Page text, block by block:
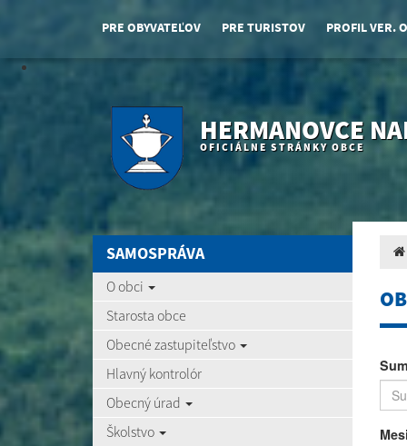
PRE OBYVATEĽOV PRE TURISTOV PROFIL VER.
HERMANOVCE
OFICIÁLNE STRÁNKY OBCE
SAMOSPRÁVA
O obci
Starosta obce
Obecné zastupiteľstvo
Hlavný kontrolór
Obecný úrad
Školstvo